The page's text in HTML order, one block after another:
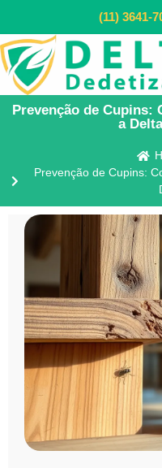
(11) 3641-
Prevenção de Cupins:
a
Prevenção de Cupins: